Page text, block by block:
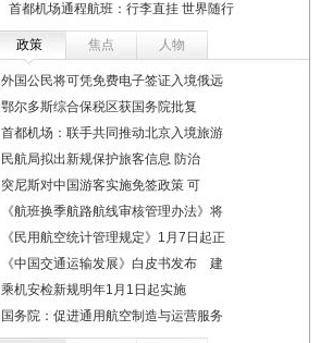
首都机场通程航班：行李直挂 世界随行
政策 焦点 人物
外国公民将可凭免费电子签证入境俄远
鄂尔多斯综合保税区获国务院批复
首都机场：联手共同推动北京入境旅游
民航局拟出新规保护旅客信息 防治
突尼斯对中国游客实施免签政策 可
《航班换季航路航线审核管理办法》将
《民用航空统计管理规定》1月7日起正
《中国交通运输发展》白皮书发布 建
乘机安检新规明年1月1日起实施
国务院：促进通用航空制造与运营服务